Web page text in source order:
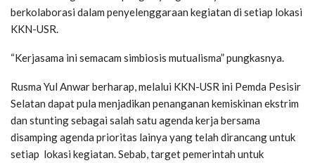
berkolaborasi dalam penyelenggaraan kegiatan di setiap lokasi
KKN-USR.
“Kerjasama ini semacam simbiosis mutualisma” pungkasnya.
Rusma Yul Anwar berharap, melalui KKN-USR ini Pemda Pesisir
Selatan dapat pula menjadikan penanganan kemiskinan ekstrim
dan stunting sebagai salah satu agenda kerja bersama
disamping agenda prioritas lainya yang telah dirancang untuk
setiap lokasi kegiatan. Sebab, target pemerintah untuk